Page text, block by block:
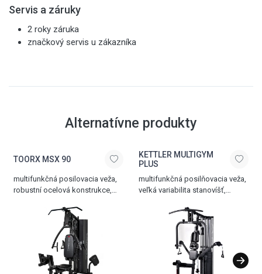
Servis a záruky
2 roky záruka
značkový servis u zákazníka
Alternatívne produkty
TOORX MSX 90
multifunkčná posilovacia veža,
robustní ocelová konstrukce,
stanovišť, nastavitelný leg press,
bicepsová opierka, horizontálna
polohovateľná zádová opierka,
jednoduché nastavenie záťaže,
centrá lní kryté závažie 102 kg,
hmotnosť 135 kg
KETTLER MULTIGYM
PLUS
multifunkčná posilňovacia veža,
veľká variabilita stanovíšť,
Latissimus, unožovanie,
veslovanie, závažie 5-80 kg,
nosnosť 130 kg